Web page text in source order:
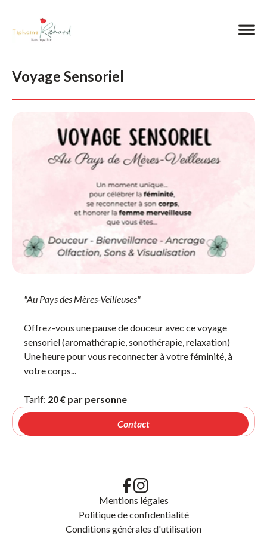
Voyage Sensoriel
Contact
"Au Pays des Mères-Veilleuses"
Offrez-vous une pause de douceur avec ce voyage
sensoriel (aromathérapie, sonothérapie, relaxation)
Une heure pour vous reconnecter à votre féminité, à
votre corps...
Tarif: 20 € par personne
Mentions légales
Politique de confidentialité
Conditions générales d'utilisation